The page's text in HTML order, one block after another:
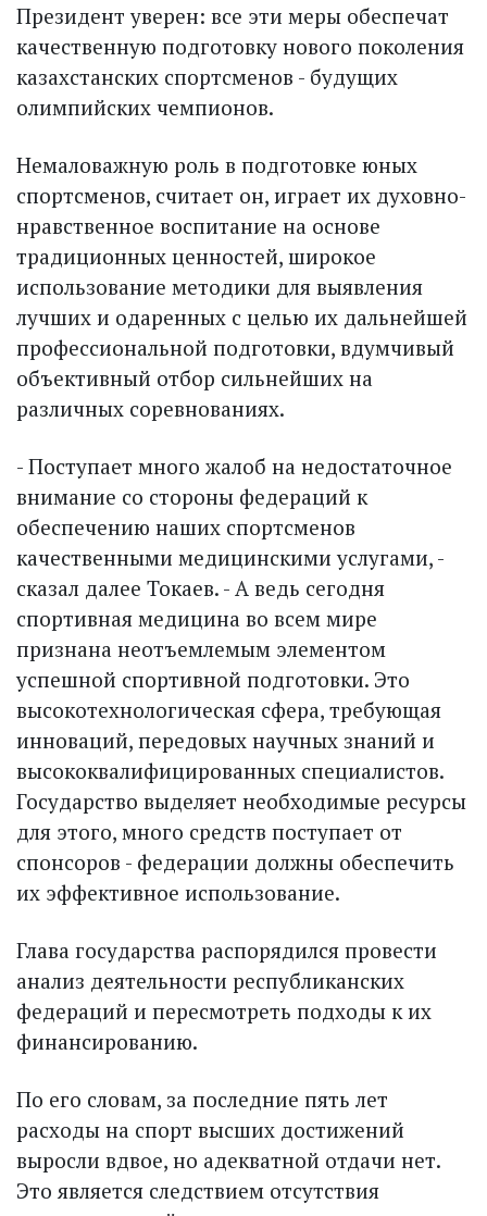
Президент уверен: все эти меры обеспечат
качественную подготовку нового поколения
казахстанских спортсменов - будущих
олимпийских чемпионов.
Немаловажную роль в подготовке юных
спортсменов, считает он, играет их духовно-
нравственное воспитание на основе
традиционных ценностей, широкое
использование методики для выявления
лучших и одаренных с целью их дальнейшей
профессиональной подготовки, вдумчивый
объективный отбор сильнейших на
различных соревнованиях.
- Поступает много жалоб на недостаточное
внимание со стороны федераций к
обеспечению наших спортсменов
качественными медицинскими услугами, -
сказал далее Токаев. - А ведь сегодня
спортивная медицина во всем мире
признана неотъемлемым элементом
успешной спортивной подготовки. Это
высокотехнологическая сфера, требующая
инноваций, передовых научных знаний и
высококвалифицированных специалистов.
Государство выделяет необходимые ресурсы
для этого, много средств поступает от
спонсоров - федерации должны обеспечить
их эффективное использование.
Глава государства распорядился провести
анализ деятельности республиканских
федераций и пересмотреть подходы к их
финансированию.
По его словам, за последние пять лет
расходы на спорт высших достижений
выросли вдвое, но адекватной отдачи нет.
Это является следствием отсутствия